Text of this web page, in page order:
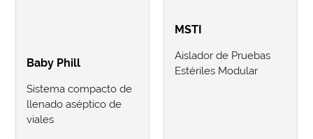
Baby Phill
Sistema compacto de
llenado aséptico de
viales
MSTI
Aislador de Pruebas
Estériles Modular